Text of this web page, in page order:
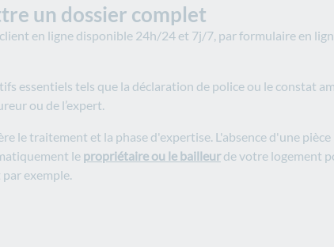
un dossier complet
en ligne disponible 24h/24 et 7j/7, par formulaire en
essentiels tels que la déclaration de police ou le constat
ou de l’expert.
le traitement et la phase d'expertise. L'absence d'une
le propriétaire ou le bailleurde votre logement
exemple.​